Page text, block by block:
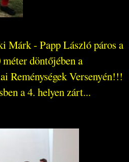
Márk - Papp László páros a
döntőjében a
Reménységek Versenyén!!!
a 4. helyen zárt...